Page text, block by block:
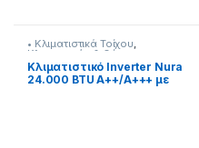
• Κλιματιστικά Τοίχου,
Κλιματισμός & Θέρμανση
Κλιματιστικά,Με Εγκατάσταση
Κλιματιστικό Inverter Nura
24.000 BTU A++/A+++ με